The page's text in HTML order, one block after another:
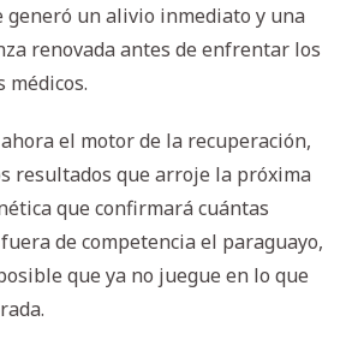
generó un alivio inmediato y una
renovada antes de enfrentar los
médicos.
el motor de la recuperación,
resultados que arroje la próxima
que confirmará cuántas
de competencia el paraguayo,
que ya no juegue en lo que